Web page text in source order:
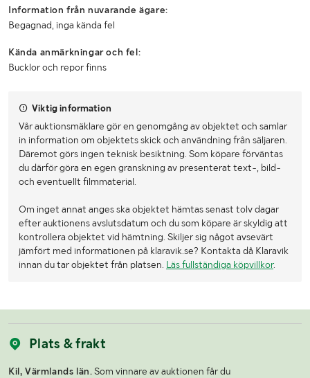
Lasthjälp med
Information från nuvarande ägare:
Begagnad, inga kända fel
Kända anmärkningar och fel:
Bucklor och repor finns
Viktig information
Vår auktionsmäklare gör en genomgång av objektet och samlar
in information om objektets skick och användning från säljaren.
Däremot görs ingen teknisk besiktning. Som köpare förväntas
du därför göra en egen granskning av presenterat text-, bild-
och eventuellt filmmaterial.
Om inget annat anges ska objektet hämtas senast tolv dagar
efter auktionens avslutsdatum och du som köpare är skyldig att
kontrollera objektet vid hämtning. Skiljer sig något avsevärt
jämfört med informationen på klaravik.se? Kontakta då Klaravik
innan du tar objektet från platsen. Läs fullständiga köpvillkor.
Plats & frakt
Kil, Värmlands län. Som vinnare av auktionen får du